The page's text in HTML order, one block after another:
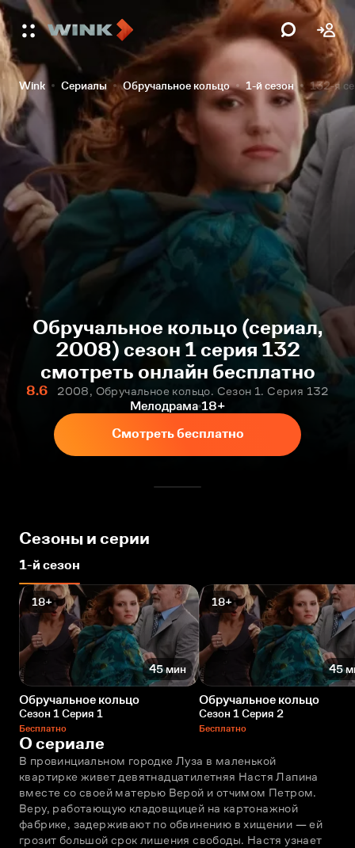
Wink Сериалы Обручальное кольцо 1-й сезон 132-я
Обручальное кольцо (сериал,
2008) сезон 1 серия 132
смотреть онлайн бесплатно
8.6
2008, Обручальное кольцо. Сезон 1. Серия 132
Мелодрама 18+
Смотреть бесплатно
Сезоны и серии
1-й сезон
18+
45 мин
Обручальное кольцо
Сезон 1 Серия 1
Бесплатно
18+
45
Обручальное кольцо
Сезон 1 Серия 2
Бесплатно
О сериале
В провинциальном городке Луза в маленькой
квартирке живет девятнадцатилетняя Настя Лапина
вместе со своей матерью Верой и отчимом Петром.
Веру, работающую кладовщицей на картонажной
фабрике, задерживают по обвинению в хищении — ей
грозит большой срок лишения свободы. Настя узнает